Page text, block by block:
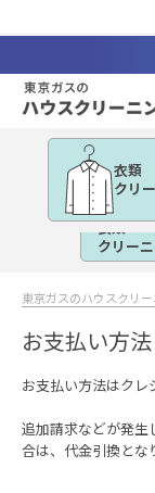
衣類
クリ
衣類
クリー
東京ガスのハウスクリ
お支払い方法
お支払い方法はクレ
追加請求などが発生
合は、代金引換とな